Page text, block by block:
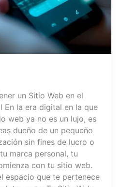
un Sitio Web en el
En la era digital en la que
web ya no es un lujo, es
dueño de un pequeño
sin fines de lucro o
marca personal, tu
con tu sitio web.
espacio que te pertenece